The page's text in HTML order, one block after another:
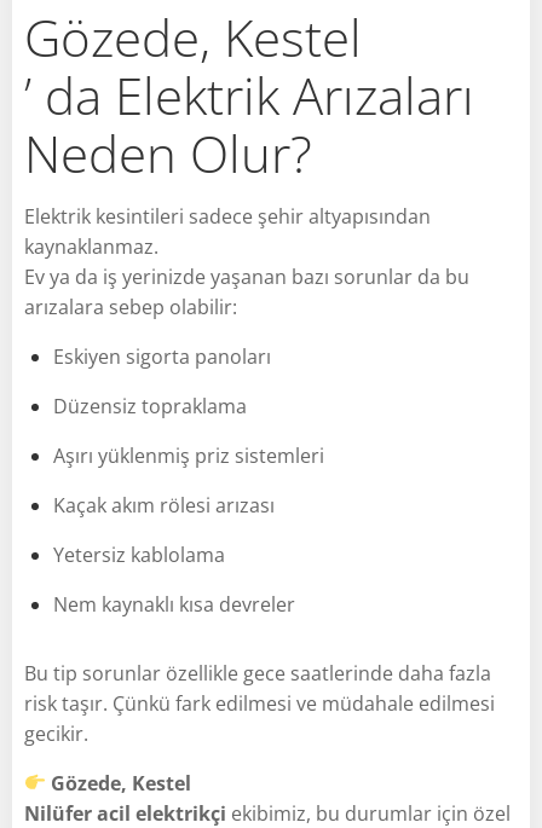
Gözede, Kestel
’ da Elektrik Arızaları
Neden Olur?
Elektrik kesintileri sadece şehir altyapısından
kaynaklanmaz.
Ev ya da iş yerinizde yaşanan bazı sorunlar da bu
arızalara sebep olabilir:
Eskiyen sigorta panoları
Düzensiz topraklama
Aşırı yüklenmiş priz sistemleri
Kaçak akım rölesi arızası
Yetersiz kablolama
Nem kaynaklı kısa devreler
Bu tip sorunlar özellikle gece saatlerinde daha fazla
risk taşır. Çünkü fark edilmesi ve müdahale edilmesi
gecikir.
Gözede, Kestel
Nilüfer acil elektrikçi ekibimiz, bu durumlar için özel